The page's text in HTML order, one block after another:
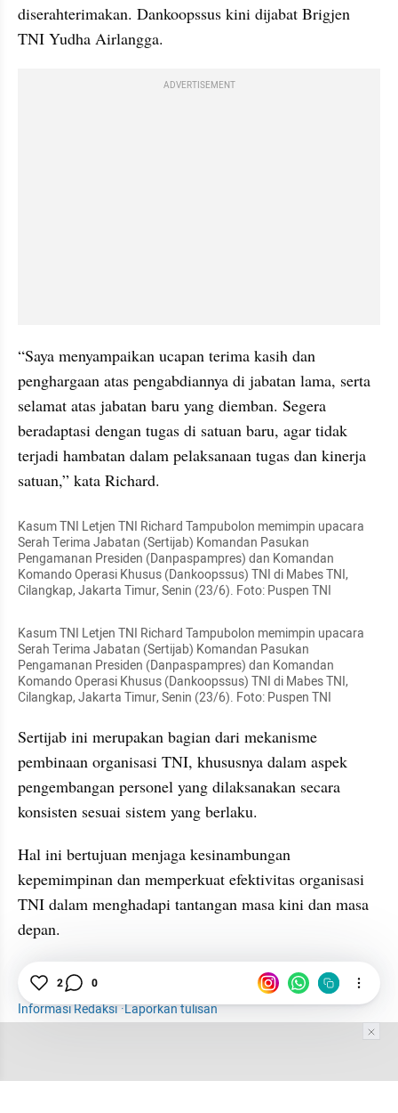
diserahterimakan. Dankoopssus kini dijabat Brigjen
TNI Yudha Airlangga.
ADVERTISEMENT
“Saya menyampaikan ucapan terima kasih dan
penghargaan atas pengabdiannya di jabatan lama, serta
selamat atas jabatan baru yang diemban. Segera
beradaptasi dengan tugas di satuan baru, agar tidak
terjadi hambatan dalam pelaksanaan tugas dan kinerja
satuan,” kata Richard.
Kasum TNI Letjen TNI Richard Tampubolon memimpin upacara
Serah Terima Jabatan (Sertijab) Komandan Pasukan
Pengamanan Presiden (Danpaspampres) dan Komandan
Komando Operasi Khusus (Dankoopssus) TNI di Mabes TNI,
Cilangkap, Jakarta Timur, Senin (23/6). Foto: Puspen TNI
Kasum TNI Letjen TNI Richard Tampubolon memimpin upacara
Serah Terima Jabatan (Sertijab) Komandan Pasukan
Pengamanan Presiden (Danpaspampres) dan Komandan
Komando Operasi Khusus (Dankoopssus) TNI di Mabes TNI,
Cilangkap, Jakarta Timur, Senin (23/6). Foto: Puspen TNI
Sertijab ini merupakan bagian dari mekanisme
pembinaan organisasi TNI, khususnya dalam aspek
pengembangan personel yang dilaksanakan secara
konsisten sesuai sistem yang berlaku.
Hal ini bertujuan menjaga kesinambungan
kepemimpinan dan memperkuat efektivitas organisasi
TNI dalam menghadapi tantangan masa kini dan masa
depan.
TNI Paspampres
Koopssus
Informasi Redaksi·Laporkan tulisan
2 0